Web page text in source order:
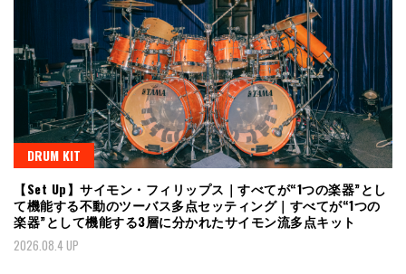
DRUM KIT
【Set Up】サイモン・フィリップス｜すべてが“1つの楽器”とし
て機能する不動のツーバス多点セッティング｜すべてが“1つの
楽器”として機能する3層に分かれたサイモン流多点キット
2026.08.4 UP